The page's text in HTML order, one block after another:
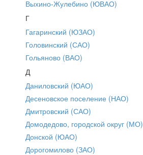
Выхино-Жулебино (ЮВАО)
Г
Гагаринский (ЮЗАО)
Головинский (САО)
Гольяново (ВАО)
Д
Даниловский (ЮАО)
Десеновское поселение (НАО)
Дмитровский (САО)
Домодедово, городской округ (МО)
Донской (ЮАО)
Дорогомилово (ЗАО)